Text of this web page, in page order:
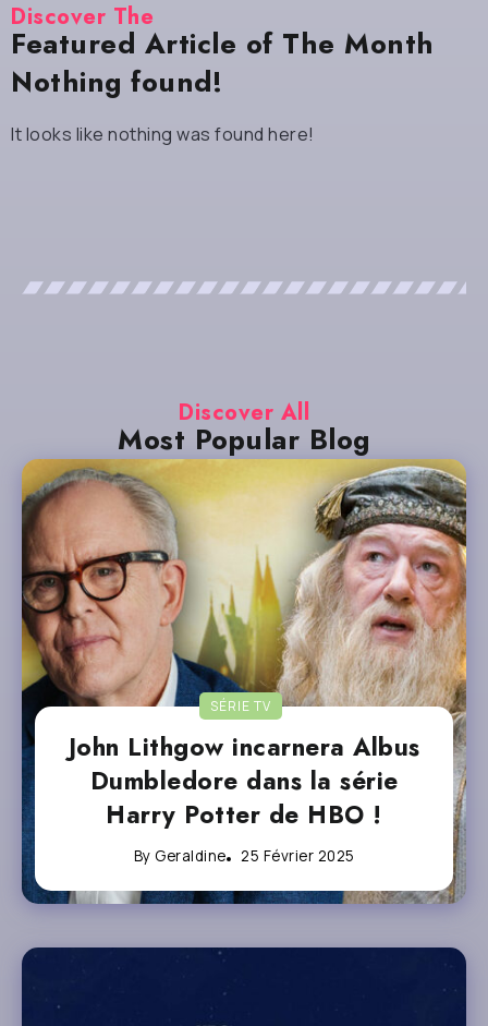
Featured Article of The Month
Discover The
Nothing found!
It looks like nothing was found here!
Most Popular Blog
Discover All
SÉRIE TV
John Lithgow incarnera Albus
Dumbledore dans la série
Harry Potter de HBO !
By Geraldine 25 Février 2025